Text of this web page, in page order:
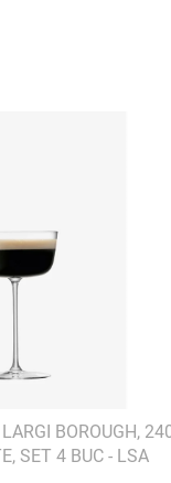
BOROUGH,
SET 4 BUC - LSA